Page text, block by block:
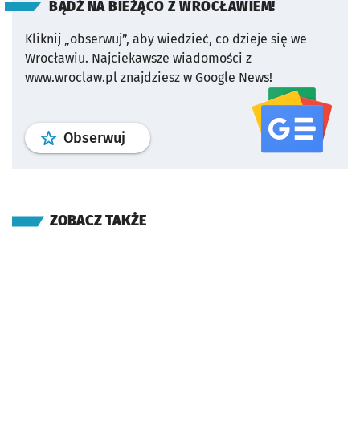
BĄDŹ NA BIEŻĄCO Z WROCŁAWIEM!
Kliknij „obserwuj”, aby wiedzieć, co dzieje się we
Wrocławiu. Najciekawsze wiadomości z
www.wroclaw.pl znajdziesz w Google News!
Obserwuj profil serwisu
ZOBACZ TAKŻE